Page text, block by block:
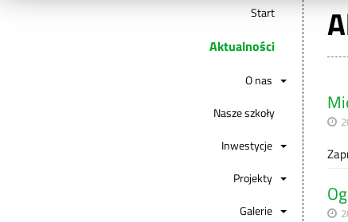
Start
Aktualności
O nas
Nasze szkoły
Inwestycje
Projekty
Galerie